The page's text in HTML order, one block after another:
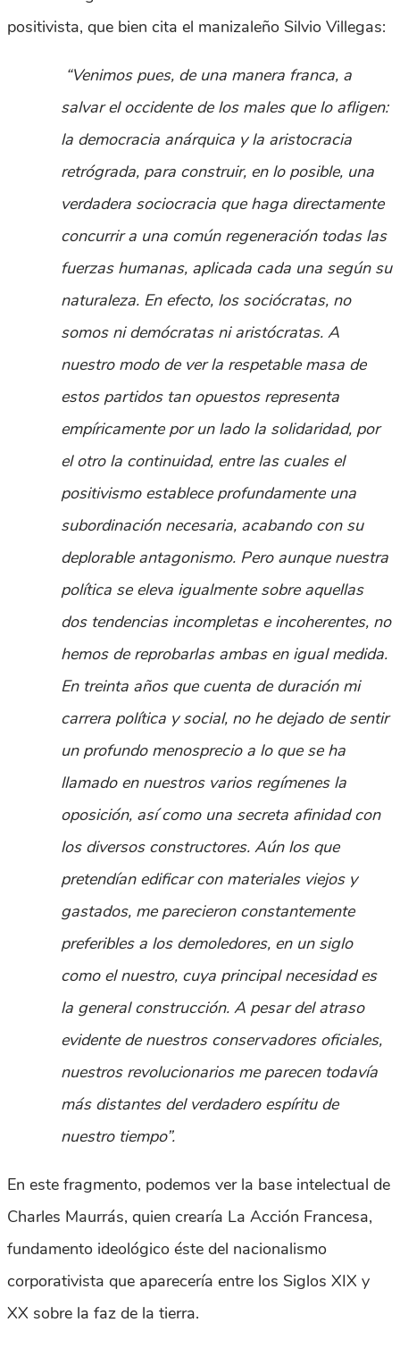
positivista, que bien cita el manizaleño Silvio Villegas:
“Venimos pues, de una manera franca, a
salvar el occidente de los males que lo afligen:
la democracia anárquica y la aristocracia
retrógrada, para construir, en lo posible, una
verdadera sociocracia que haga directamente
concurrir a una común regeneración todas las
fuerzas humanas, aplicada cada una según su
naturaleza. En efecto, los sociócratas, no
somos ni demócratas ni aristócratas. A
nuestro modo de ver la respetable masa de
estos partidos tan opuestos representa
empíricamente por un lado la solidaridad, por
el otro la continuidad, entre las cuales el
positivismo establece profundamente una
subordinación necesaria, acabando con su
deplorable antagonismo. Pero aunque nuestra
política se eleva igualmente sobre aquellas
dos tendencias incompletas e incoherentes, no
hemos de reprobarlas ambas en igual medida.
En treinta años que cuenta de duración mi
carrera política y social, no he dejado de sentir
un profundo menosprecio a lo que se ha
llamado en nuestros varios regímenes la
oposición, así como una secreta afinidad con
los diversos constructores. Aún los que
pretendían edificar con materiales viejos y
gastados, me parecieron constantemente
preferibles a los demoledores, en un siglo
como el nuestro, cuya principal necesidad es
la general construcción. A pesar del atraso
evidente de nuestros conservadores oficiales,
nuestros revolucionarios me parecen todavía
más distantes del verdadero espíritu de
nuestro tiempo”.
En este fragmento, podemos ver la base intelectual de
Charles Maurrás, quien crearía La Acción Francesa,
fundamento ideológico éste del nacionalismo
corporativista que aparecería entre los Siglos XIX y
XX sobre la faz de la tierra.